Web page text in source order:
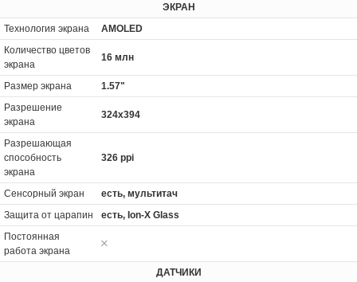
ЭКРАН
Технология экрана
AMOLED
Количество цветов
экрана
16 млн
Размер экрана
1.57"
Разрешение
экрана
324x394
Разрешающая
способность
экрана
326 ppi
Сенсорный экран
есть, мультитач
Защита от царапин
есть, Ion-X Glass
Постоянная
работа экрана
ДАТЧИКИ